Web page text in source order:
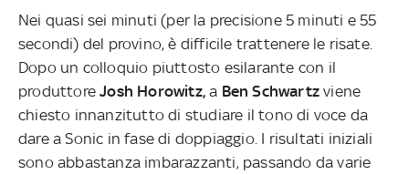
Nei quasi sei minuti (per la precisione 5 minuti e 55
secondi) del provino, è difficile trattenere le risate.
Dopo un colloquio piuttosto esilarante con il
produttore Josh Horowitz, a Ben Schwartzviene
chiesto innanzitutto di studiare il tono di voce da
dare a Sonic in fase di doppiaggio. I risultati iniziali
sono abbastanza imbarazzanti, passando da varie